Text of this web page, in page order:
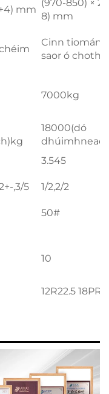
mm
(970-850) ×
8) mm
Cinn
saor ó
7000kg
18000(dó
3.545
,3/5 1/2,2/2
50#
10
12R22.5 18PR